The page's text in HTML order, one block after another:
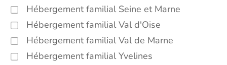
Hébergement familial Seine et Marne
Hébergement familial Val d'Oise
Hébergement familial Val de Marne
Hébergement familial Yvelines